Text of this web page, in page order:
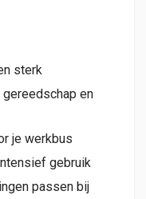
sterk
en
je werkbus
gebruik
passen bij